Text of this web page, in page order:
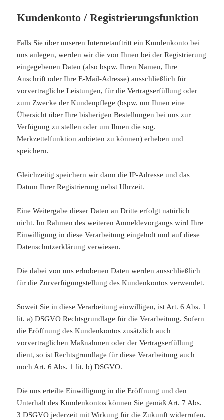
Kundenkonto / Registrierungsfunktion
Falls Sie über unseren Internetauftritt ein Kundenkonto bei
uns anlegen, werden wir die von Ihnen bei der Registrierung
eingegebenen Daten (also bspw. Ihren Namen, Ihre
Anschrift oder Ihre E-Mail-Adresse) ausschließlich für
vorvertragliche Leistungen, für die Vertragserfüllung oder
zum Zwecke der Kundenpflege (bspw. um Ihnen eine
Übersicht über Ihre bisherigen Bestellungen bei uns zur
Verfügung zu stellen oder um Ihnen die sog.
Merkzettelfunktion anbieten zu können) erheben und
speichern.
Gleichzeitig speichern wir dann die IP-Adresse und das
Datum Ihrer Registrierung nebst Uhrzeit.
Eine Weitergabe dieser Daten an Dritte erfolgt natürlich
nicht. Im Rahmen des weiteren Anmeldevorgangs wird Ihre
Einwilligung in diese Verarbeitung eingeholt und auf diese
Datenschutzerklärung verwiesen.
Die dabei von uns erhobenen Daten werden ausschließlich
für die Zurverfügungstellung des Kundenkontos verwendet.
Soweit Sie in diese Verarbeitung einwilligen, ist Art. 6 Abs. 1
lit. a) DSGVO Rechtsgrundlage für die Verarbeitung. Sofern
die Eröffnung des Kundenkontos zusätzlich auch
vorvertraglichen Maßnahmen oder der Vertragserfüllung
dient, so ist Rechtsgrundlage für diese Verarbeitung auch
noch Art. 6 Abs. 1 lit. b) DSGVO.
Die uns erteilte Einwilligung in die Eröffnung und den
Unterhalt des Kundenkontos können Sie gemäß Art. 7 Abs.
3 DSGVO jederzeit mit Wirkung für die Zukunft widerrufen.